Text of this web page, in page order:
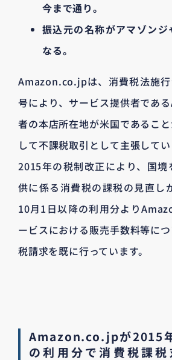
今まで通り。
振込元の名称がアマゾンジ
なる。
Amazon.co.jpは、消費税法施
号により、サービス提供者であ
者の本店所在地が米国であるこ
して不課税取引として主張してい
2015年の税制改正により、国境
供に係る消費税の課税の見直し
10月1日以降の利用分より
ービスにおける販売手数料等に
税請求を既に行っています。
Amazon.co.jpが2015
の利用分で消費税課